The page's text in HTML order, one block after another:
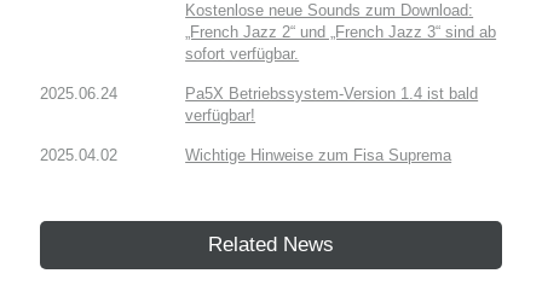
Kostenlose neue Sounds zum Download:
„French Jazz 2“ und „French Jazz 3“ sind ab
sofort verfügbar.
2025.06.24
Pa5X Betriebssystem-Version 1.4 ist bald
verfügbar!
2025.04.02 Wichtige Hinweise zum Fisa Suprema
Related News